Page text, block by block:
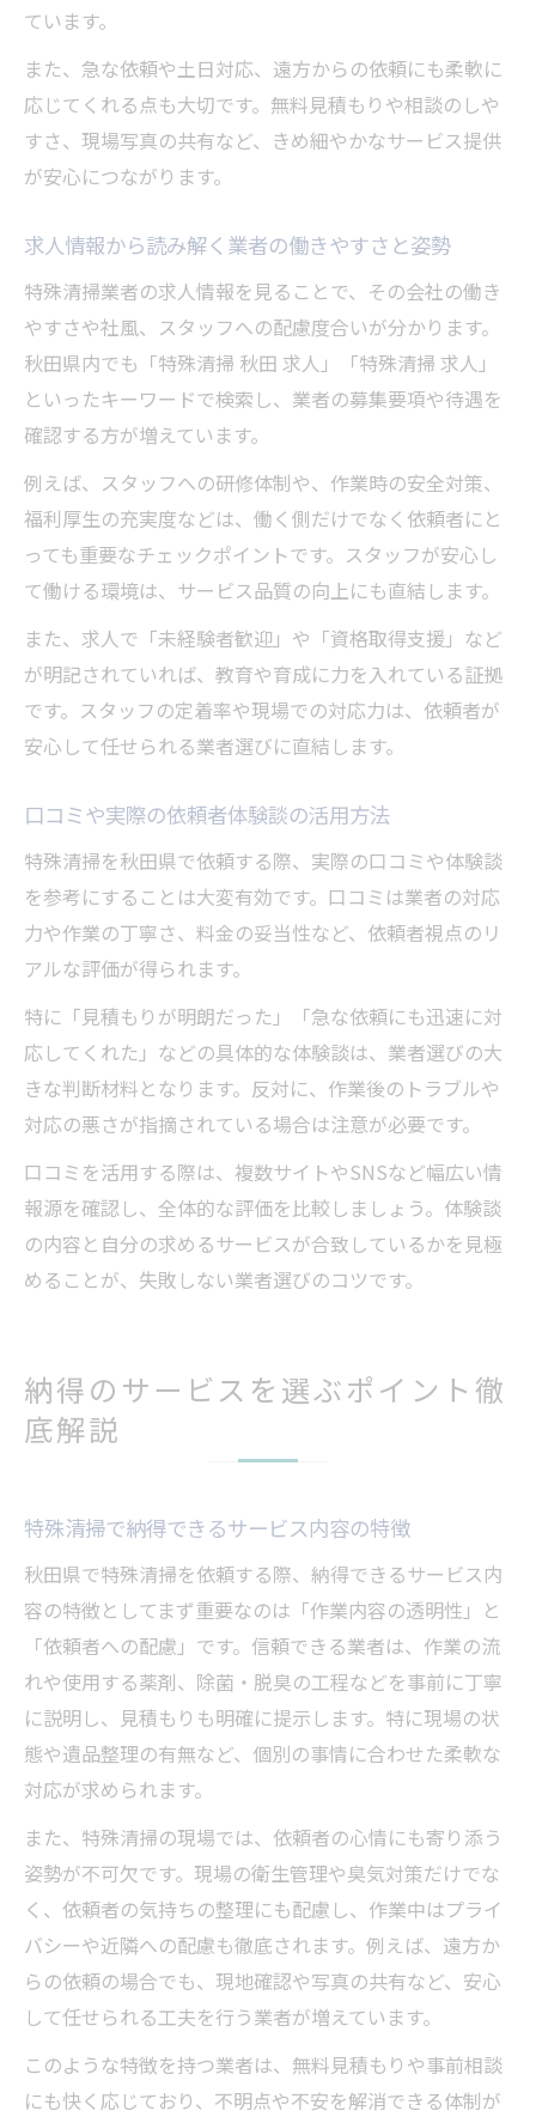
ています。
また、急な依頼や土日対応、遠方からの依頼にも柔軟に
応じてくれる点も大切です。無料見積もりや相談のしや
すさ、現場写真の共有など、きめ細やかなサービス提供
が安心につながります。
求人情報から読み解く業者の働きやすさと姿勢
特殊清掃業者の求人情報を見ることで、その会社の働き
やすさや社風、スタッフへの配慮度合いが分かります。
秋田県内でも「特殊清掃 秋田 求人」「特殊清掃 求人」
といったキーワードで検索し、業者の募集要項や待遇を
確認する方が増えています。
例えば、スタッフへの研修体制や、作業時の安全対策、
福利厚生の充実度などは、働く側だけでなく依頼者にと
っても重要なチェックポイントです。スタッフが安心し
て働ける環境は、サービス品質の向上にも直結します。
また、求人で「未経験者歓迎」や「資格取得支援」など
が明記されていれば、教育や育成に力を入れている証拠
です。スタッフの定着率や現場での対応力は、依頼者が
安心して任せられる業者選びに直結します。
口コミや実際の依頼者体験談の活用方法
特殊清掃を秋田県で依頼する際、実際の口コミや体験談
を参考にすることは大変有効です。口コミは業者の対応
力や作業の丁寧さ、料金の妥当性など、依頼者視点のリ
アルな評価が得られます。
特に「見積もりが明朗だった」「急な依頼にも迅速に対
応してくれた」などの具体的な体験談は、業者選びの大
きな判断材料となります。反対に、作業後のトラブルや
対応の悪さが指摘されている場合は注意が必要です。
口コミを活用する際は、複数サイトやSNSなど幅広い情
報源を確認し、全体的な評価を比較しましょう。体験談
の内容と自分の求めるサービスが合致しているかを見極
めることが、失敗しない業者選びのコツです。
納得のサービスを選ぶポイント徹
底解説
特殊清掃で納得できるサービス内容の特徴
秋田県で特殊清掃を依頼する際、納得できるサービス内
容の特徴としてまず重要なのは「作業内容の透明性」と
「依頼者への配慮」です。信頼できる業者は、作業の流
れや使用する薬剤、除菌・脱臭の工程などを事前に丁寧
に説明し、見積もりも明確に提示します。特に現場の状
態や遺品整理の有無など、個別の事情に合わせた柔軟な
対応が求められます。
また、特殊清掃の現場では、依頼者の心情にも寄り添う
姿勢が不可欠です。現場の衛生管理や臭気対策だけでな
く、依頼者の気持ちの整理にも配慮し、作業中はプライ
バシーや近隣への配慮も徹底されます。例えば、遠方か
らの依頼の場合でも、現地確認や写真の共有など、安心
して任せられる工夫を行う業者が増えています。
このような特徴を持つ業者は、無料見積もりや事前相談
にも快く応じており、不明点や不安を解消できる体制が